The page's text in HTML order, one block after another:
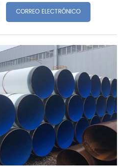
CORREO ELECTRÓNICO